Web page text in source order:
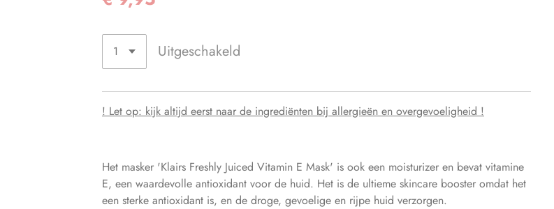
Uitgeschakeld
! Let op: kijk altijd eerst naar de ingrediënten bij allergieën en overgevoeligheid !
Het masker 'Klairs Freshly Juiced Vitamin E Mask' is ook een moisturizer en bevat vitamine
E, een waardevolle antioxidant voor de huid. Het is de ultieme skincare booster omdat het
een sterke antioxidant is, en de droge, gevoelige en rijpe huid verzorgen.